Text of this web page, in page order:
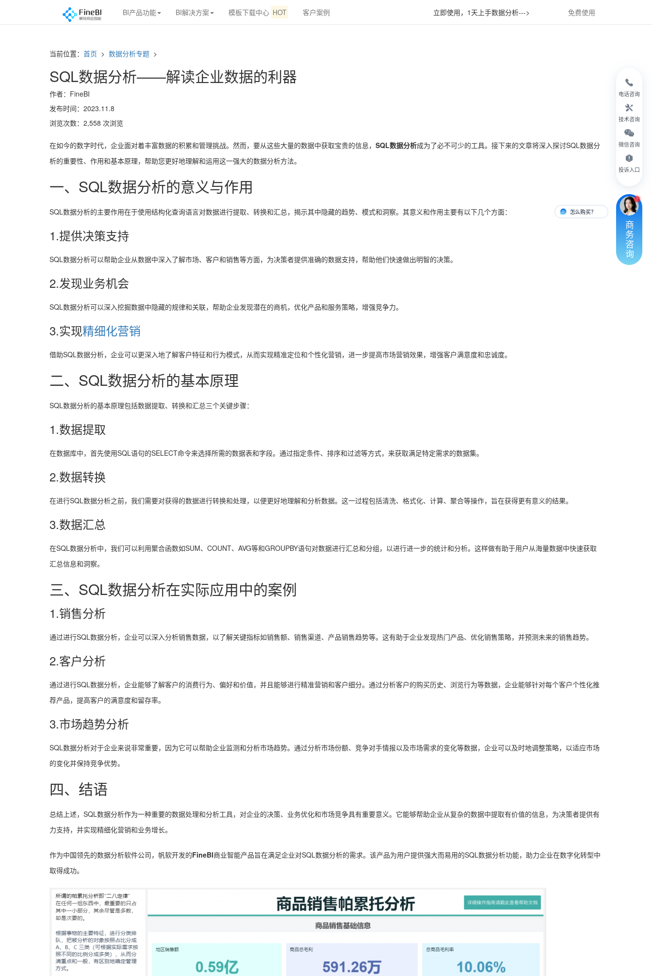
BI产品功能 BI解决方案 模板下载中心 HOT 客户案例 立即使用，1天上手数据分析---> 免费使用
当前位置： 首页 > 数据分析专题 >
SQL数据分析——解读企业数据的利器
作者：FineBI
发布时间：2023.11.8
浏览次数：2,558 次浏览
在如今的数字时代，企业面对着丰富数据的积累和管理挑战。然而，要从这些大量的数据中获取宝贵的信息， SQL数据分析成为了必不可少的工具。接下来的文章将深入探讨SQL数据分
析的重要性、作用和基本原理，帮助您更好地理解和运用这一强大的数据分析方法。
一、SQL数据分析的意义与作用
SQL数据分析的主要作用在于使用结构化查询语言对数据进行提取、转换和汇总，揭示其中隐藏的趋势、模式和洞察。其意义和作用主要有以下几个方面：
1.提供决策支持
SQL数据分析可以帮助企业从数据中深入了解市场、客户和销售等方面，为决策者提供准确的数据支持，帮助他们快速做出明智的决策。
2.发现业务机会
SQL数据分析可以深入挖掘数据中隐藏的规律和关联，帮助企业发现潜在的商机，优化产品和服务策略，增强竞争力。
3.实现精细化营销
借助SQL数据分析，企业可以更深入地了解客户特征和行为模式，从而实现精准定位和个性化营销，进一步提高市场营销效果，增强客户满意度和忠诚度。
二、SQL数据分析的基本原理
SQL数据分析的基本原理包括数据提取、转换和汇总三个关键步骤：
1.数据提取
在数据库中，首先使用SQL语句的SELECT命令来选择所需的数据表和字段。通过指定条件、排序和过滤等方式，来获取满足特定需求的数据集。
2.数据转换
在进行SQL数据分析之前，我们需要对获得的数据进行转换和处理，以便更好地理解和分析数据。这一过程包括清洗、格式化、计算、聚合等操作，旨在获得更有意义的结果。
3.数据汇总
在SQL数据分析中，我们可以利用聚合函数如SUM、COUNT、AVG等和GROUPBY语句对数据进行汇总和分组，以进行进一步的统计和分析。这样做有助于用户从海量数据中快速获取
汇总信息和洞察。
三、SQL数据分析在实际应用中的案例
1.销售分析
通过进行SQL数据分析，企业可以深入分析销售数据，以了解关键指标如销售额、销售渠道、产品销售趋势等。这有助于企业发现热门产品、优化销售策略，并预测未来的销售趋势。
2.客户分析
通过进行SQL数据分析，企业能够了解客户的消费行为、偏好和价值，并且能够进行精准营销和客户细分。通过分析客户的购买历史、浏览行为等数据，企业能够针对每个客户个性化推
荐产品，提高客户的满意度和留存率。
3.市场趋势分析
SQL数据分析对于企业来说非常重要，因为它可以帮助企业监测和分析市场趋势。通过分析市场份额、竞争对手情报以及市场需求的变化等数据，企业可以及时地调整策略，以适应市场
的变化并保持竞争优势。
四、结语
总结上述，SQL数据分析作为一种重要的数据处理和分析工具，对企业的决策、业务优化和市场竞争具有重要意义。它能够帮助企业从复杂的数据中提取有价值的信息，为决策者提供有
力支持，并实现精细化营销和业务增长。
作为中国领先的数据分析软件公司，帆软开发的FineBI商业智能产品旨在满足企业对SQL数据分析的需求。该产品为用户提供强大而易用的SQL数据分析功能，助力企业在数字化转型中
取得成功。
电话咨询
技术咨询
微信咨询
投诉入口
怎么购买？ 有人对接
商
务
咨
询